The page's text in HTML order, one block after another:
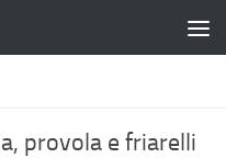
provola e friarelli